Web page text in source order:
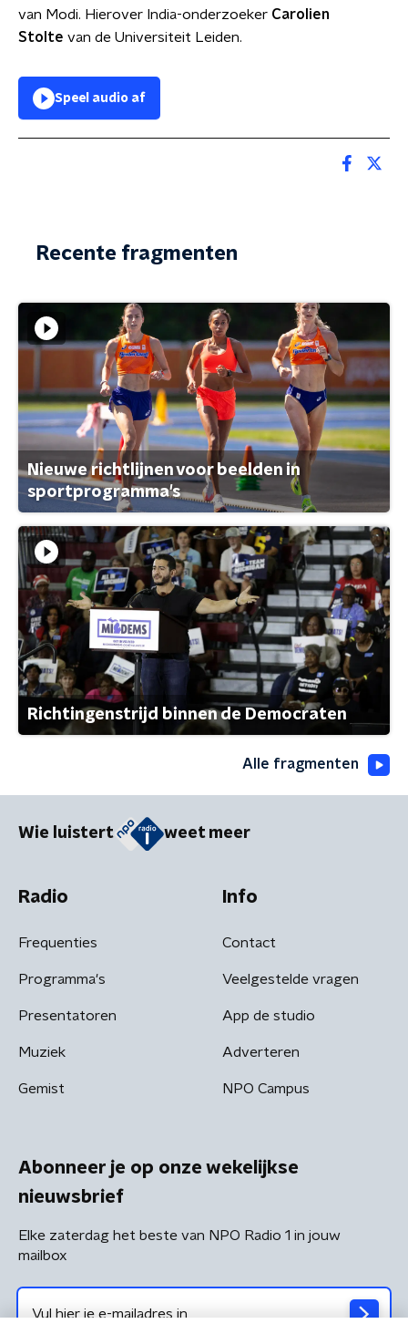
van Modi. Hierover India-onderzoeker Carolien
Stolte van de Universiteit Leiden.
Speel audio af
Recente fragmenten
Nieuwe richtlijnen voor beelden in
sportprogramma's
Richtingenstrijd binnen de Democraten
Alle fragmenten
Wie luistert weet meer
Radio
Frequenties
Programma's
Presentatoren
Muziek
Gemist
Info
Contact
Veelgestelde vragen
App de studio
Adverteren
NPO Campus
Abonneer je op onze wekelijkse
nieuwsbrief
Elke zaterdag het beste van NPO Radio 1 in jouw
mailbox